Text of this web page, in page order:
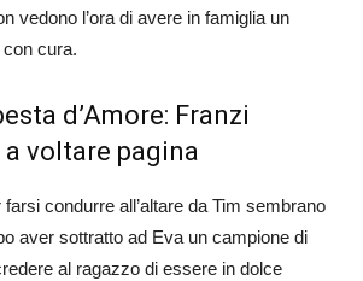
vedono l’ora di avere in famiglia un
cura.
d’Amore: Franzi
voltare pagina
condurre all’altare da Tim sembrano
aver sottratto ad Eva un campione di
al ragazzo di essere in dolce